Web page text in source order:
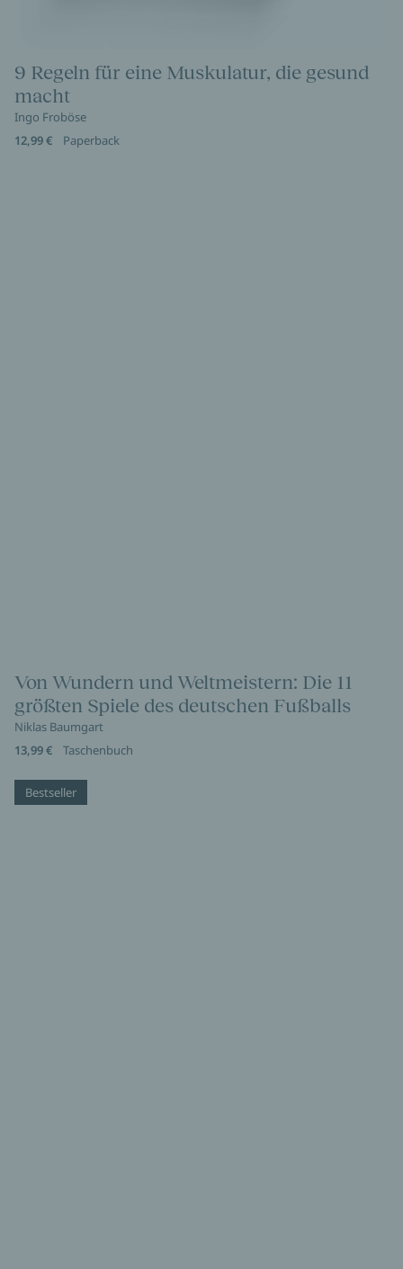
9 Regeln für eine Muskulatur, die gesund
macht
Ingo Froböse
12,99 €
Paperback
Von Wundern und Weltmeistern: Die 11
größten Spiele des deutschen Fußballs
Niklas Baumgart
13,99 €
Taschenbuch
Bestseller